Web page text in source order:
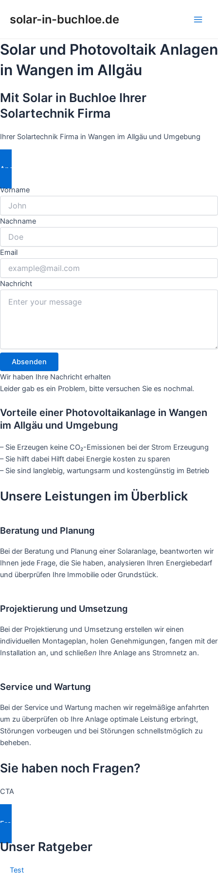
Inhaltsolar-in-buchloe.de
Solar und Photovoltaik Anlagen
in Wangen im Allgäu
Mit Solar in Buchloe Ihrer
Solartechnik Firma
Ihrer Solartechnik Firma in Wangen im Allgäu und Umgebung
Angebot Anfordern
Vorname
Nachname
Email
Nachricht
Absenden
Wir haben Ihre Nachricht erhalten
Leider gab es ein Problem, bitte versuchen Sie es nochmal.
Vorteile einer Photovoltaikanlage in Wangen
im Allgäu und Umgebung
– Sie Erzeugen keine CO₂-Emissionen bei der Strom Erzeugung
– Sie hilft dabei Hilft dabei Energie kosten zu sparen
– Sie sind langlebig, wartungsarm und kostengünstig im Betrieb
Unsere Leistungen im Überblick
Beratung und Planung
Bei der Beratung und Planung einer Solaranlage, beantworten wir
Ihnen jede Frage, die Sie haben, analysieren Ihren Energiebedarf
und überprüfen Ihre Immobilie oder Grundstück.
Projektierung und Umsetzung
Bei der Projektierung und Umsetzung erstellen wir einen
individuellen Montageplan, holen Genehmigungen, fangen mit der
Installation an, und schließen Ihre Anlage ans Stromnetz an.
Service und Wartung
Bei der Service und Wartung machen wir regelmäßige anfahrten
um zu überprüfen ob Ihre Anlage optimale Leistung erbringt,
Störungen vorbeugen und bei Störungen schnellstmöglich zu
beheben.
Sie haben noch Fragen?
CTA
Fragen Stellen
Unser Ratgeber
Test